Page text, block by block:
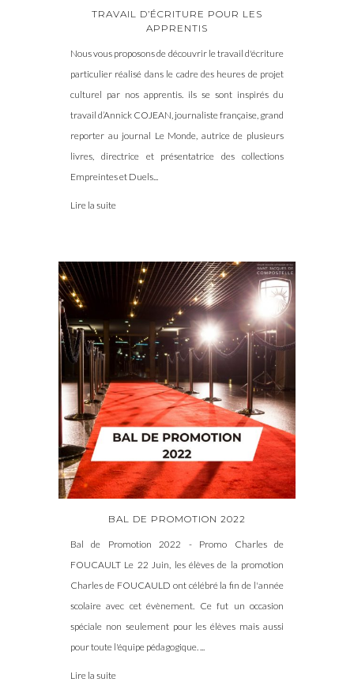
TRAVAIL D’ÉCRITURE POUR LES
APPRENTIS
Nous vous proposons de découvrir le travail d'écriture
particulier réalisé dans le cadre des heures de projet
culturel par nos apprentis. ils se sont inspirés du
travail d’Annick COJEAN, journaliste française, grand
reporter au journal Le Monde, autrice de plusieurs
livres, directrice et présentatrice des collections
Empreintes et Duels...
Lire la suite
BAL DE PROMOTION 2022
Bal de Promotion 2022 - Promo Charles de
FOUCAULT Le 22 Juin, les élèves de la promotion
Charles de FOUCAULD ont célébré la fin de l'année
scolaire avec cet évènement. Ce fut un occasion
spéciale non seulement pour les élèves mais aussi
pour toute l'équipe pédagogique. ...
Lire la suite